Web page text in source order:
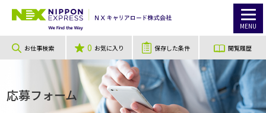
MENU
お仕事検索 0 お気に入り 保存した条件 閲覧履歴
応募フォーム